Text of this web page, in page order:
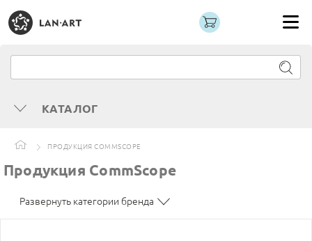
КАТАЛОГ
ПРОДУКЦИЯ COMMSCOPE
Продукция CommScope
Развернуть категории бренда